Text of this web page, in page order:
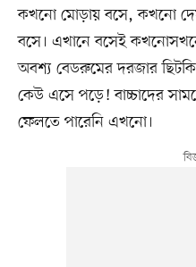
কখনো মোড়ায় বসে, কখনো
বসে। এখানে বসেই
অবশ্য বেডরুমের দরজার
কেউ এসে পড়ে! বাচ্চাদের
ফেলতে পারেনি এখনো।